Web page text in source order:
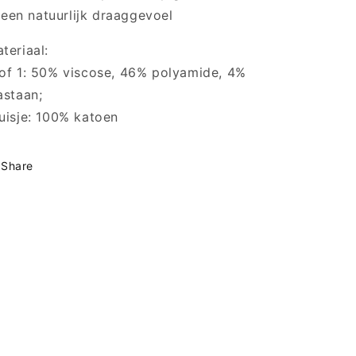
een natuurlijk draaggevoel
1: 50% viscose, 46% polyamide, 4%
100% katoen
Share